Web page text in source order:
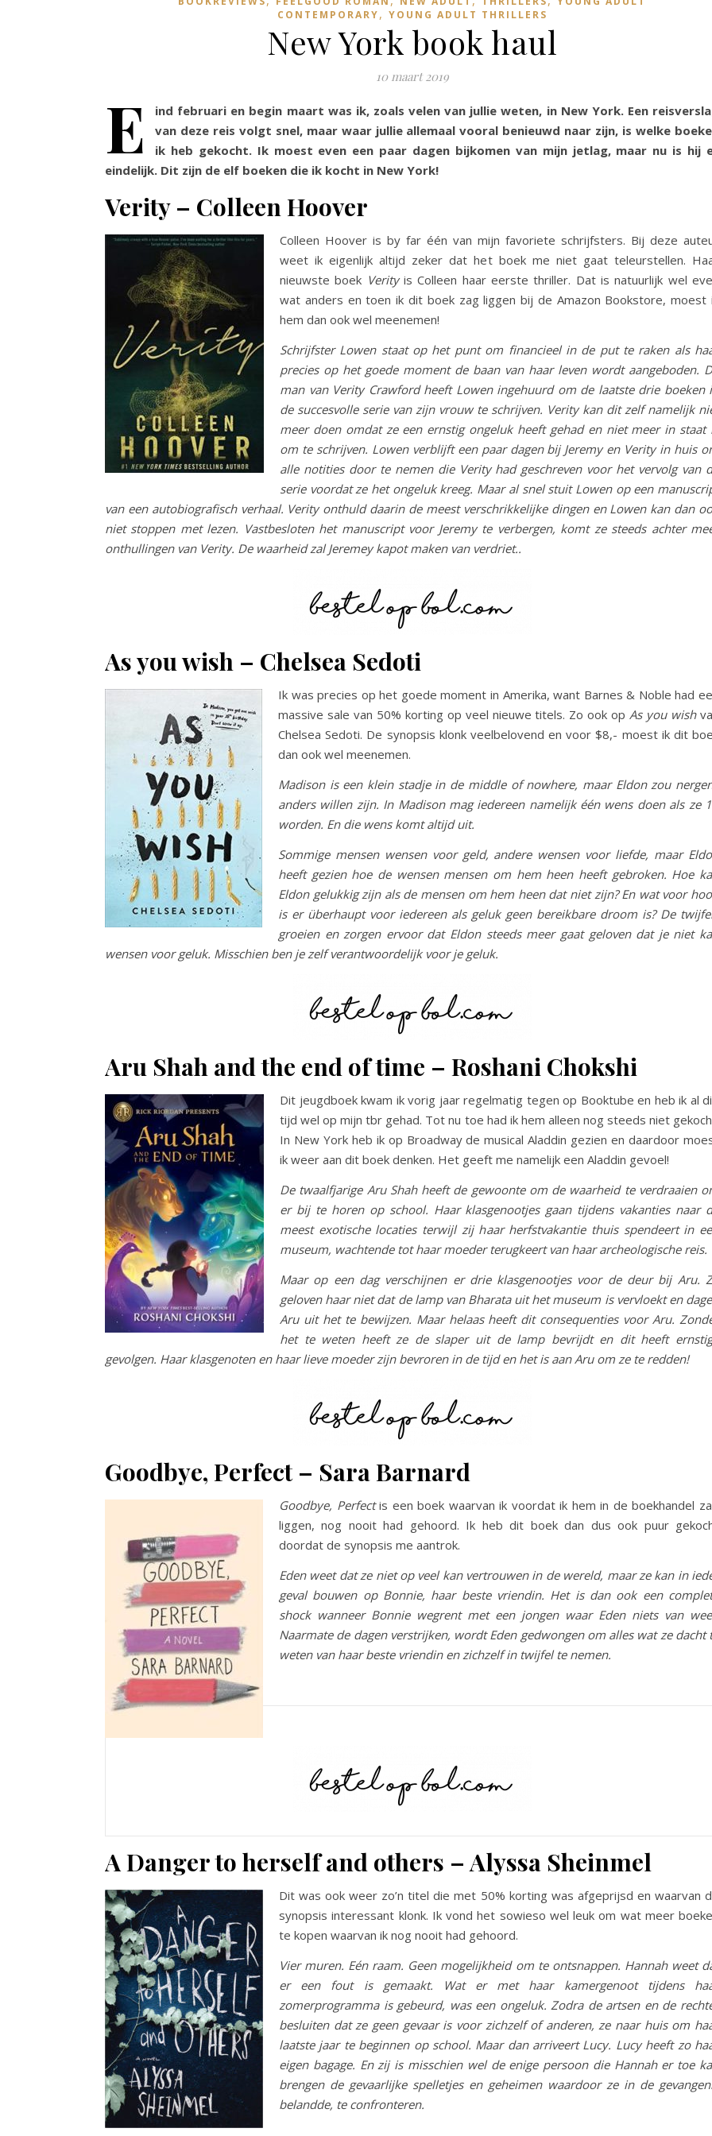
CONTEMPORARY, YOUNG ADULT THRILLERS
New York book haul
10 maart 2019
E
ind februari en begin maart was ik, zoals velen van jullie weten, in New York. Een
van deze reis volgt snel, maar waar jullie allemaal vooral benieuwd naar zijn, is welke
ik heb gekocht. Ik moest even een paar dagen bijkomen van mijn jetlag, maar nu is hij
eindelijk. Dit zijn de elf boeken die ik kocht in New York!
Verity – Colleen Hoover
Colleen Hoover is by far één van mijn favoriete schrijfsters. Bij deze
weet ik eigenlijk altijd zeker dat het boek me niet gaat teleurstellen.
nieuwste boek Verityis Colleen haar eerste thriller. Dat is natuurlijk wel
wat anders en toen ik dit boek zag liggen bij de Amazon Bookstore, moest
hem dan ook wel meenemen!
Schrijfster Lowen staat op het punt om financieel in de put te raken als
precies op het goede moment de baan van haar leven wordt aangeboden.
man van Verity Crawford heeft Lowen ingehuurd om de laatste drie boeken
de succesvolle serie van zijn vrouw te schrijven. Verity kan dit zelf namelijk
meer doen omdat ze een ernstig ongeluk heeft gehad en niet meer in staat
om te schrijven. Lowen verblijft een paar dagen bij Jeremy en Verity in huis
alle notities door te nemen die Verity had geschreven voor het vervolg van
serie voordat ze het ongeluk kreeg. Maar al snel stuit Lowen op een
van een autobiografisch verhaal. Verity onthuld daarin de meest verschrikkelijke dingen en Lowen kan dan
niet stoppen met lezen. Vastbesloten het manuscript voor Jeremy te verbergen, komt ze steeds achter
onthullingen van Verity. De waarheid zal Jeremey kapot maken van verdriet..
As you wish – Chelsea Sedoti
Ik was precies op het goede moment in Amerika, want Barnes & Noble had
massive sale van 50% korting op veel nieuwe titels. Zo ook op As you wish
Chelsea Sedoti. De synopsis klonk veelbelovend en voor $8,- moest ik dit
dan ook wel meenemen.
Madison is een klein stadje in de middle of nowhere, maar Eldon zou
anders willen zijn. In Madison mag iedereen namelijk één wens doen als ze
worden. En die wens komt altijd uit.
Sommige mensen wensen voor geld, andere wensen voor liefde, maar
heeft gezien hoe de wensen mensen om hem heen heeft gebroken. Hoe
Eldon gelukkig zijn als de mensen om hem heen dat niet zijn? En wat voor
is er überhaupt voor iedereen als geluk geen bereikbare droom is? De
groeien en zorgen ervoor dat Eldon steeds meer gaat geloven dat je niet
wensen voor geluk. Misschien ben je zelf verantwoordelijk voor je geluk.
Aru Shah and the end of time – Roshani Chokshi
Dit jeugdboek kwam ik vorig jaar regelmatig tegen op Booktube en heb ik al
tijd wel op mijn tbr gehad. Tot nu toe had ik hem alleen nog steeds niet
In New York heb ik op Broadway de musical Aladdin gezien en daardoor
ik weer aan dit boek denken. Het geeft me namelijk een Aladdin gevoel!
De twaalfjarige Aru Shah heeft de gewoonte om de waarheid te verdraaien
er bij te horen op school. Haar klasgenootjes gaan tijdens vakanties naar
meest exotische locaties terwijl zij haar herfstvakantie thuis spendeert in
museum, wachtende tot haar moeder terugkeert van haar archeologische reis.
Maar op een dag verschijnen er drie klasgenootjes voor de deur bij Aru.
geloven haar niet dat de lamp van Bharata uit het museum is vervloekt en
Aru uit het te bewijzen. Maar helaas heeft dit consequenties voor Aru.
het te weten heeft ze de slaper uit de lamp bevrijdt en dit heeft
gevolgen. Haar klasgenoten en haar lieve moeder zijn bevroren in de tijd en het is aan Aru om ze te redden!
Goodbye, Perfect – Sara Barnard
Goodbye, Perfectis een boek waarvan ik voordat ik hem in de boekhandel
liggen, nog nooit had gehoord. Ik heb dit boek dan dus ook puur
doordat de synopsis me aantrok.
Eden weet dat ze niet op veel kan vertrouwen in de wereld, maar ze kan in
geval bouwen op Bonnie, haar beste vriendin. Het is dan ook een
shock wanneer Bonnie wegrent met een jongen waar Eden niets van
Naarmate de dagen verstrijken, wordt Eden gedwongen om alles wat ze dacht
weten van haar beste vriendin en zichzelf in twijfel te nemen.
A Danger to herself and others – Alyssa Sheinmel
Dit was ook weer zo’n titel die met 50% korting was afgeprijsd en waarvan
synopsis interessant klonk. Ik vond het sowieso wel leuk om wat meer
te kopen waarvan ik nog nooit had gehoord.
Vier muren. Eén raam. Geen mogelijkheid om te ontsnappen. Hannah weet
er een fout is gemaakt. Wat er met haar kamergenoot tijdens
zomerprogramma is gebeurd, was een ongeluk. Zodra de artsen en de
besluiten dat ze geen gevaar is voor zichzelf of anderen, ze naar huis om
laatste jaar te beginnen op school. Maar dan arriveert Lucy. Lucy heeft zo
eigen bagage. En zij is misschien wel de enige persoon die Hannah er toe
brengen de gevaarlijke spelletjes en geheimen waardoor ze in de
belandde, te confronteren.